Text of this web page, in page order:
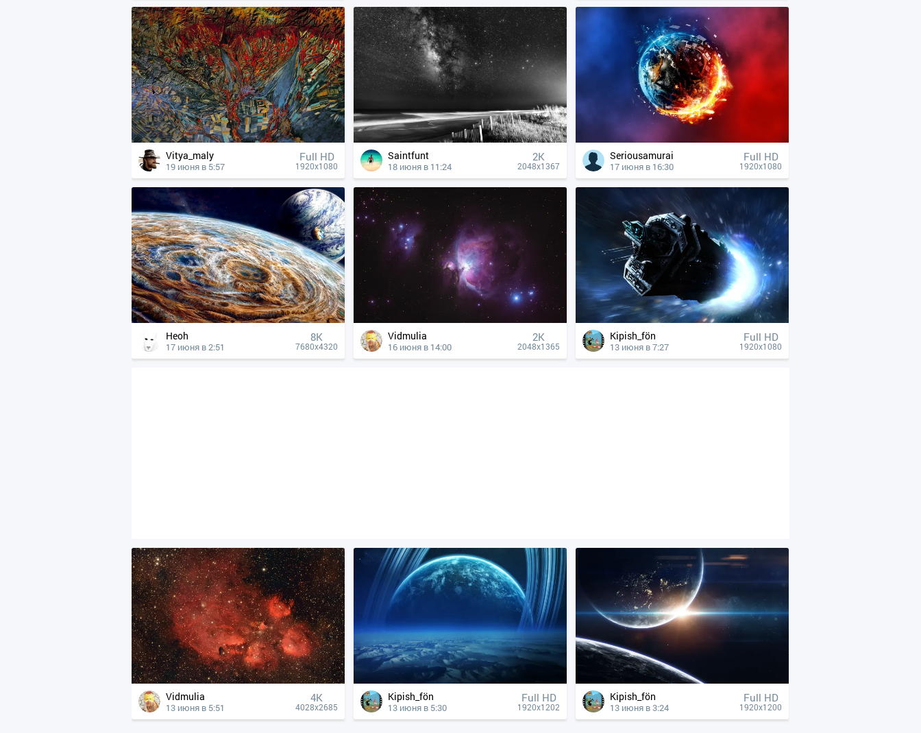
Vitya_maly
19 июня в 5:57
Full HD
1920x1080
Saintfunt
18 июня в 11:24
2K
2048x1367
Seriousamurai
17 июня в 16:30
Full HD
1920x1080
Heoh
17 июня в 2:51
8K
7680x4320
Vidmulia
16 июня в 14:00
2K
2048x1365
Kipish_fön
13 июня в 7:27
Full HD
1920x1080
Vidmulia
13 июня в 5:51
4К
4028x2685
Kipish_fön
13 июня в 5:30
Full HD
1920x1202
Kipish_fön
13 июня в 3:24
Full HD
1920x1200